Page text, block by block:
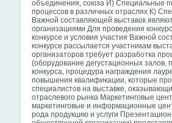
объединения, союза И) Специальные
процессов в различных отраслях К)
Важной составляющей выставок
организациями Для проведения
конкурсе и условия участия Важной
конкурсе рассылается участникам
организаторов требует разработка
(оборудование дегустационных
конкурса, процедура награждения
повышения квалификации, которые
специалистов на выставке,
отраслевого рынка Маркетинговые
маркетинговые и информационные
рода продукцию и услуги